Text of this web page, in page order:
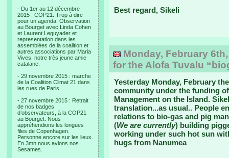
- Du 1er au 12 décembre
2015 : COP21. Trop à dire
pour un agenda. Observation
au Bourget avec Linda Cohen
et Laurent Leguyader et
representation dans les
assemblées de la coalition et
autres associations par Maria
Vives, notre très jeune amie
catalane.
- 29 novembre 2015 : marche
de la Coalition Climat 21 dans
les rues de Paris.
- 27 novembre 2015 : Retrait
de nos badges
d’observateurs, à la COP21
au Bourget. Nous
appréhendions les longues
files de Copenhagen.
Personne encore sur les lieux.
En 3mn nous avions nos
Sesames.
Best regard, Sikeli
Monday, February
for the Alofa Tuvalu
Yesterday Monday, February
community under the funding
Management on the Island.
translation...as usual.. People
relations to bio-gas and pig
(We are currently) building
working under such hot sun
hugs from Nanumea